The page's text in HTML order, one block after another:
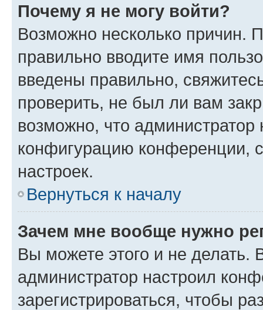
Почему я не могу войти?
Возможно несколько причин.
правильно вводите имя
введены правильно,
проверить, не был ли вам
возможно, что администратор
конфигурацию конференции,
настроек.
Вернуться к началу
Зачем мне вообще нужно
Вы можете этого и не делать.
администратор настроил
зарегистрироваться, чтобы